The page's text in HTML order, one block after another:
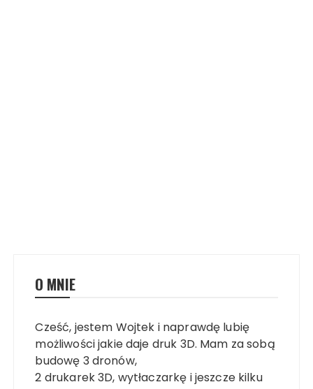
O MNIE
Cześć, jestem Wojtek i naprawdę lubię
możliwości jakie daje druk 3D. Mam za sobą
budowę 3 dronów,
2 drukarek 3D, wytłaczarkę i jeszcze kilku